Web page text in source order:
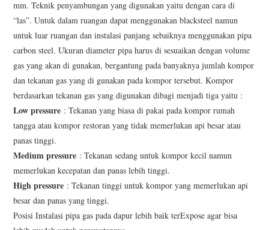
mm. Teknik penyambungan yang digunakan yaitu dengan cara di
“las”. Untuk dalam ruangan dapat menggunakan blacksteel namun
untuk luar ruangan dan instalasi panjang sebaiknya menggunakan pipa
carbon steel. Ukuran diameter pipa harus di sesuaikan dengan volume
gas yang akan di gunakan, bergantung pada banyaknya jumlah kompor
dan tekanan gas yang di gunakan pada kompor tersebut. Kompor
berdasarkan tekanan gas yang digunakan dibagi menjadi tiga yaitu :
Low pressure : Tekanan yang biasa di pakai pada kompor rumah
tangga atau kompor restoran yang tidak memerlukan api besar atau
panas tinggi.
Medium pressure : Tekanan sedang untuk kompor kecil namun
memerlukan kecepatan dan panas lebih tinggi.
High pressure : Tekanan tinggi untuk kompor yang memerlukan api
besar dan panas yang tinggi.
Posisi Instalasi pipa gas pada dapur lebih baik terExpose agar bisa